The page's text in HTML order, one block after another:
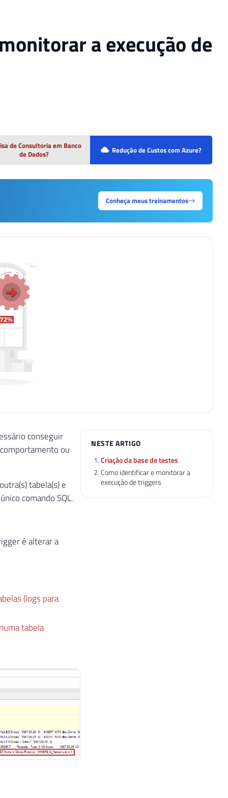
a execução de
de Consultoria em Banco
de Dados?
Redução de Custos com Azure?
Conheça meus treinamentos
conseguir
ou
tabela(s) e
comando SQL.
é alterar a
(logs para
tabela
NESTE ARTIGO
Criação da base de testes
Como identificar e monitorar a
execução de triggers